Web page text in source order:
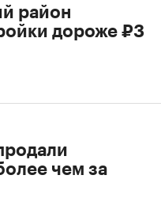
район
дороже ₽3
чем за